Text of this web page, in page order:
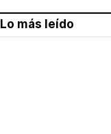
Lo más leído